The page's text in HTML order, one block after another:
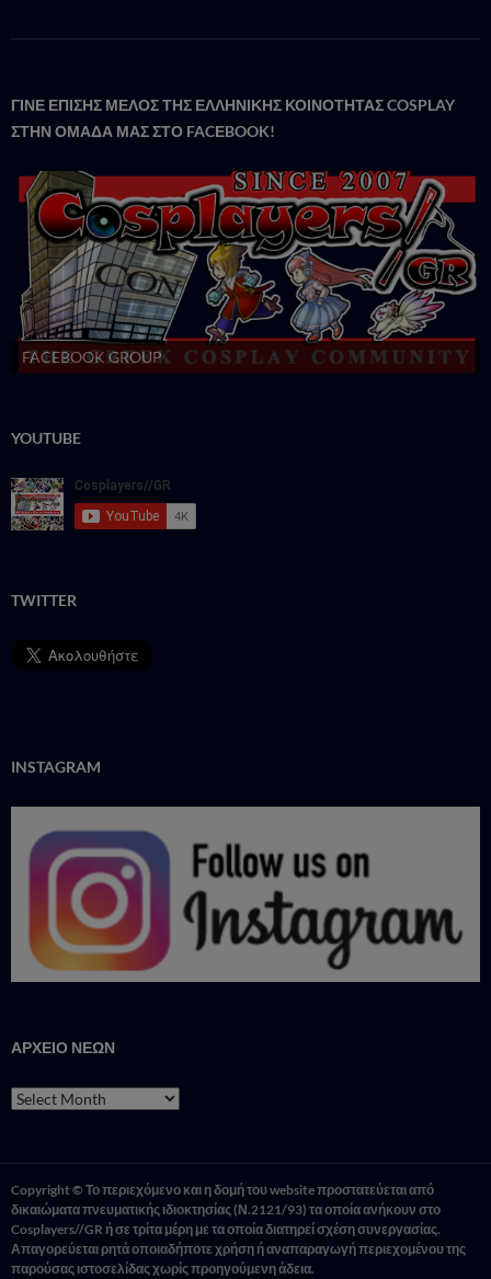
ΓΙΝΕ ΕΠΙΣΗΣ ΜΕΛΟΣ ΤΗΣ ΕΛΛΗΝΙΚΗΣ ΚΟΙΝΟΤΗΤΑΣ COSPLAY
ΣΤΗΝ ΟΜΑΔΑ ΜΑΣ ΣΤΟ FACΕBOOK!
FACEBOOK GROUP
YOUTUBE
TWITTER
INSTAGRAM
ΑΡΧΕΙΟ ΝΕΩΝ
ΑΡΧΕΙΟ
ΝΕΩΝ
Copyright © Το περιεχόμενο και η δομή του website προστατεύεται από
δικαιώματα πνευματικής ιδιοκτησίας (Ν.2121/93) τα οποία ανήκουν στο
Cosplayers//GR ή σε τρίτα μέρη με τα οποία διατηρεί σχέση συνεργασίας.
Απαγορεύεται ρητά οποιαδήποτε χρήση ή αναπαραγωγή περιεχομένου της
παρούσας ιστοσελίδας χωρίς προηγούμενη άδεια.